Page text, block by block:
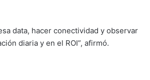
data, hacer conectividad y observar
diaria y en el ROI”, afirmó.